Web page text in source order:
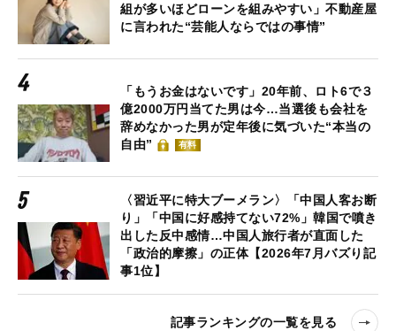
組が多いほどローンを組みやすい」不動産屋
に言われた“芸能人ならではの事情”
「もうお金はないです」20年前、ロト6で３
億2000万円当てた男は今…当選後も会社を
辞めなかった男が定年後に気づいた“本当の
自由”
有料
〈習近平に特大ブーメラン〉「中国人客お断
り」「中国に好感持てない72%」韓国で噴き
出した反中感情…中国人旅行者が直面した
「政治的摩擦」の正体【2026年7月バズり記
事1位】
記事ランキングの一覧を見る